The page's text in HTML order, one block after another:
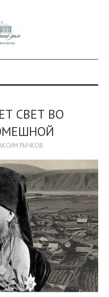
СВЕТ ВО
РЫЧКОВ